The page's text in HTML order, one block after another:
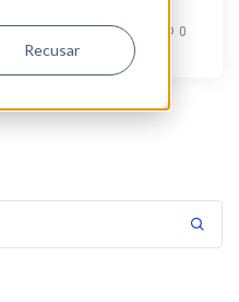
Recusar
0